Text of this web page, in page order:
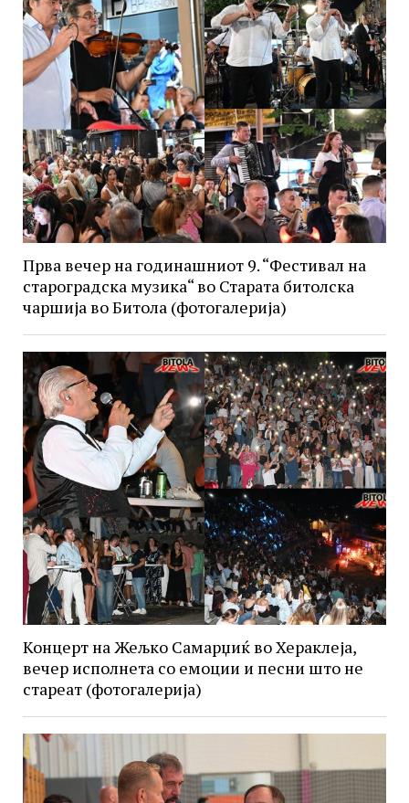
Прва вечер на годинашниот 9. “Фестивал на
староградска музика“ во Старата битолска
чаршија во Битола (фотогалерија)
Концерт на Жељко Самарџиќ во Хераклеја,
вечер исполнета со емоции и песни што не
стареат (фотогалерија)